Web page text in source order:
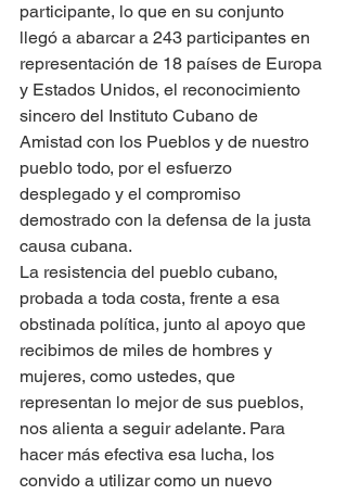
participante, lo que en su conjunto
llegó a abarcar a 243 participantes en
representación de 18 países de Europa
y Estados Unidos, el reconocimiento
sincero del Instituto Cubano de
Amistad con los Pueblos y de nuestro
pueblo todo, por el esfuerzo
desplegado y el compromiso
demostrado con la defensa de la justa
causa cubana.
La resistencia del pueblo cubano,
probada a toda costa, frente a esa
obstinada política, junto al apoyo que
recibimos de miles de hombres y
mujeres, como ustedes, que
representan lo mejor de sus pueblos,
nos alienta a seguir adelante. Para
hacer más efectiva esa lucha, los
convido a utilizar como un nuevo